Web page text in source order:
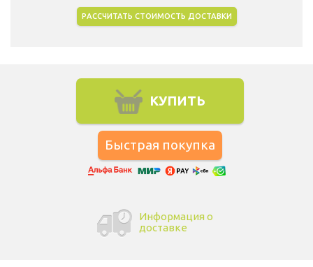
РАССЧИТАТЬ СТОИМОСТЬ ДОСТАВКИ
КУПИТЬ
Информация о
доставке